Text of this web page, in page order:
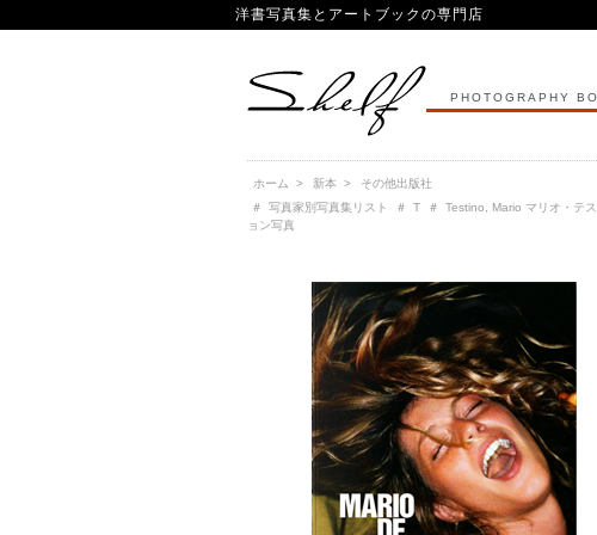
洋書写真集とアートブックの専門店
PHOTOGRAPHY
ホーム > 新本 >
その他出版社
＃
写真家別写真集リスト ＃ T ＃ Testino, Mario マリオ・テ
ョン写真